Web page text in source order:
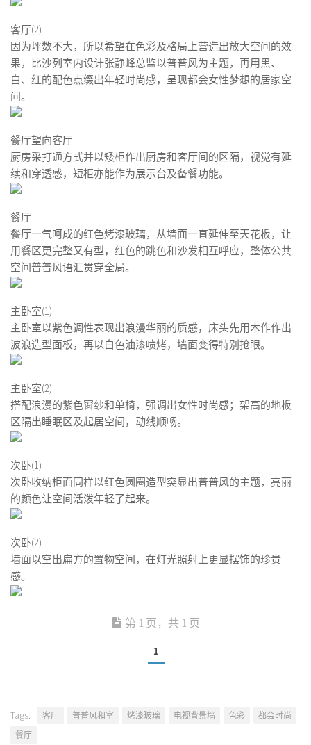
客厅(2)
因为坪数不大，所以希望在色彩及格局上营造出放大空间的效
果，比沙列室内设计张静峰总监以普普风为主题，再用黑、
白、红的配色点缀出年轻时尚感，呈现都会女性梦想的居家空
间。
餐厅望向客厅
厨房采打通方式并以矮柜作出厨房和客厅间的区隔，视觉有延
续和穿透感，短柜亦能作为展示台及备餐功能。
餐厅
餐厅一气呵成的红色烤漆玻璃，从墙面一直延伸至天花板，让
用餐区更完整又有型，红色的跳色和沙发相互呼应，整体公共
空间普普风语汇贯穿全局。
主卧室(1)
主卧室以紫色调性表现出浪漫华丽的质感，床头先用木作作出
波浪造型面板，再以白色油漆喷烤，墙面变得特别抢眼。
主卧室(2)
搭配浪漫的紫色窗纱和单椅，强调出女性时尚感；架高的地板
区隔出睡眠区及起居空间，动线顺畅。
次卧(1)
次卧收纳柜面同样以红色圆圈造型突显出普普风的主题，亮丽
的颜色让空间活泼年轻了起来。
次卧(2)
墙面以空出扁方的置物空间，在灯光照射上更显摆饰的珍贵
感。
第 1 页，共 1 页
1
Tags: 客厅 普普风和室 烤漆玻璃 电视背景墙 色彩
都会时尚
餐厅